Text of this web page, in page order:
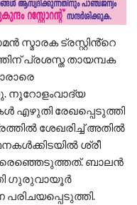
ട്രസ്റ്റിൻ്റെ
പ്രശസ്ത തായമ്പക
നൂറോളംവാദ്യ
എഴുതി രേഖപ്പെടുത്തി
ശേഖരിച്ച് അതിൽ
ശ്രീ
ബാലൻ
ഗുരുവായൂർ